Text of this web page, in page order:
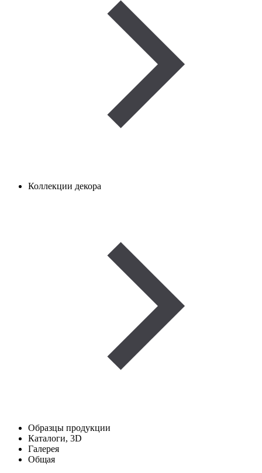
Коллекции декора
Образцы продукции
Каталоги, 3D
Галерея
Общая